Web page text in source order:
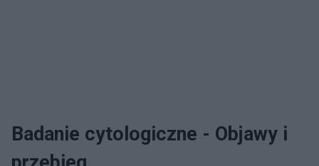
Badanie cytologiczne - Objawy i